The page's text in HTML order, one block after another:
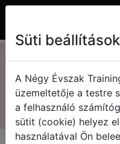
Süti beállítások
A Négy Évszak
üzemeltetője a testre
a felhasználó
sütit (cookie) helyez
használatával Ön
73.
A